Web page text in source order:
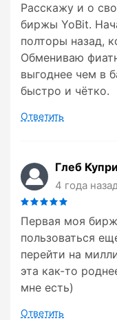
Расскажу и о
биржы YoBit.
полторы назад,
Обмениваю
выгоднее чем в
быстро и чётко.
Ответить
Глеб
4 года
Первая моя
пользоваться
перейти на
эта как-то
мне есть)
Ответить